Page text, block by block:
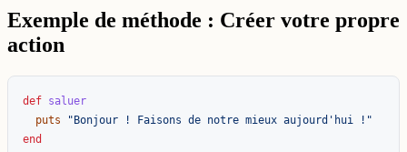
Exemple de méthode : Créer votre propre
action
def saluer
puts
"Bonjour ! Faisons de notre mieux aujourd'hui !"
end